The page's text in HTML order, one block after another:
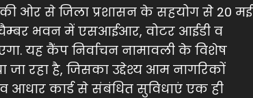
ओर से जिला प्रशासन के सहयोग सेे 20 मई
भवन में एसआईआर, वोटर आईडी व
यह कैंप निर्वाचन नामावली के विशेष
रहा है, जिसका उद्देश्य आम नागरिकों
आधार कार्ड से संबंधित सुविधाएं एक ही